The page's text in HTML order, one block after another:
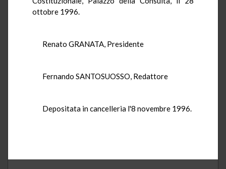
ottobre 1996.
Renato GRANATA, Presidente
Fernando SANTOSUOSSO, Redattore
Depositata in cancelleria l'8 novembre 1996.